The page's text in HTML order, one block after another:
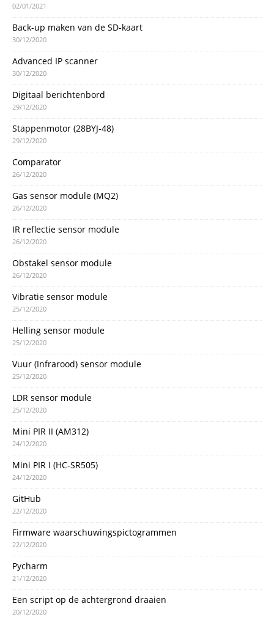
02/01/2021
Back-up maken van de SD-kaart
30/12/2020
Advanced IP scanner
30/12/2020
Digitaal berichtenbord
29/12/2020
Stappenmotor (28BYJ-48)
29/12/2020
Comparator
26/12/2020
Gas sensor module (MQ2)
26/12/2020
IR reflectie sensor module
26/12/2020
Obstakel sensor module
26/12/2020
Vibratie sensor module
25/12/2020
Helling sensor module
25/12/2020
Vuur (Infrarood) sensor module
25/12/2020
LDR sensor module
25/12/2020
Mini PIR II (AM312)
24/12/2020
Mini PIR I (HC-SR505)
24/12/2020
GitHub
22/12/2020
Firmware waarschuwingspictogrammen
22/12/2020
Pycharm
21/12/2020
Een script op de achtergrond draaien
20/12/2020